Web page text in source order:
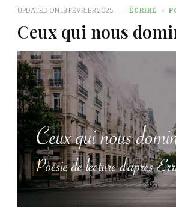
UPDATED ON18 FÉVRIER 2025 ÉCRIRE
Ceux qui nous